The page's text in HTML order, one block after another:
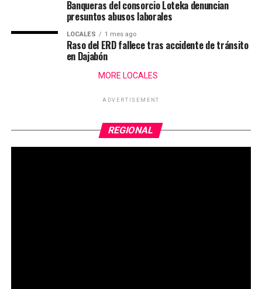
Banqueras del consorcio Loteka denuncian
presuntos abusos laborales
LOCALES 1 mes ago
Raso del ERD fallece tras accidente de tránsito
en Dajabón
MORE LOCALES
ADVERTISEMENT
REGIONAL